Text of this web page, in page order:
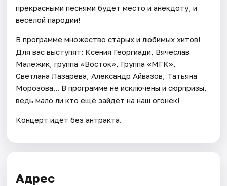
прекрасными песнями будет место и анекдоту, и
весёлой пародии!
В программе множество старых и любимых хитов!
Для вас выступят: Ксения Георгиади, Вячеслав
Малежик, группа «Восток», Группа «МГК»,
Светлана Лазарева, Александр Айвазов, Татьяна
Морозова... В программе не исключены и сюрпризы,
ведь мало ли кто ещё зайдёт на наш огонёк!
Концерт идёт без антракта.
Адрес